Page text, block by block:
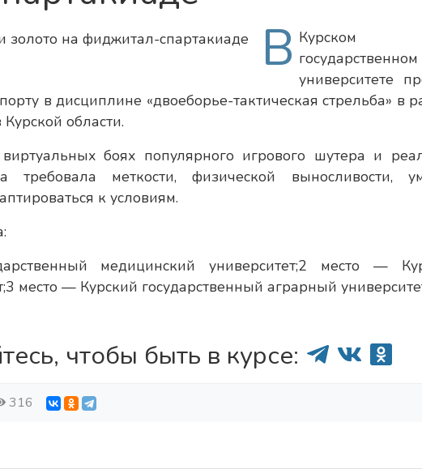
В Курском
государственном
университете
в дисциплине «двоеборье-тактическая стрельба» в
области.
боях популярного игрового шутера и
требовала меткости, физической выносливости,
к условиям.
медицинский университет;2 место —
место — Курский государственный аграрный
чтобы быть в курсе:
316